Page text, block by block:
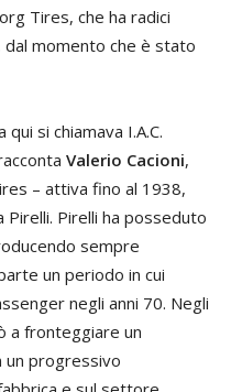
Tires, che ha radici
momento che è stato
si chiamava I.A.C.
Valerio Cacioni,
– attiva fino al 1938,
Pirelli. Pirelli ha posseduto
sempre
un periodo in cui
negli anni 70. Negli
a fronteggiare un
un progressivo